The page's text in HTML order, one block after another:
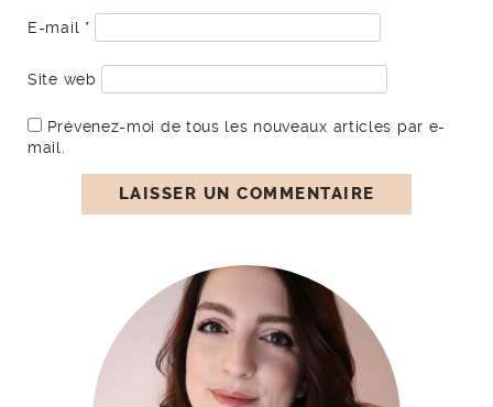
E-mail *
Site web
Prévenez-moi de tous les nouveaux articles par e-
mail.